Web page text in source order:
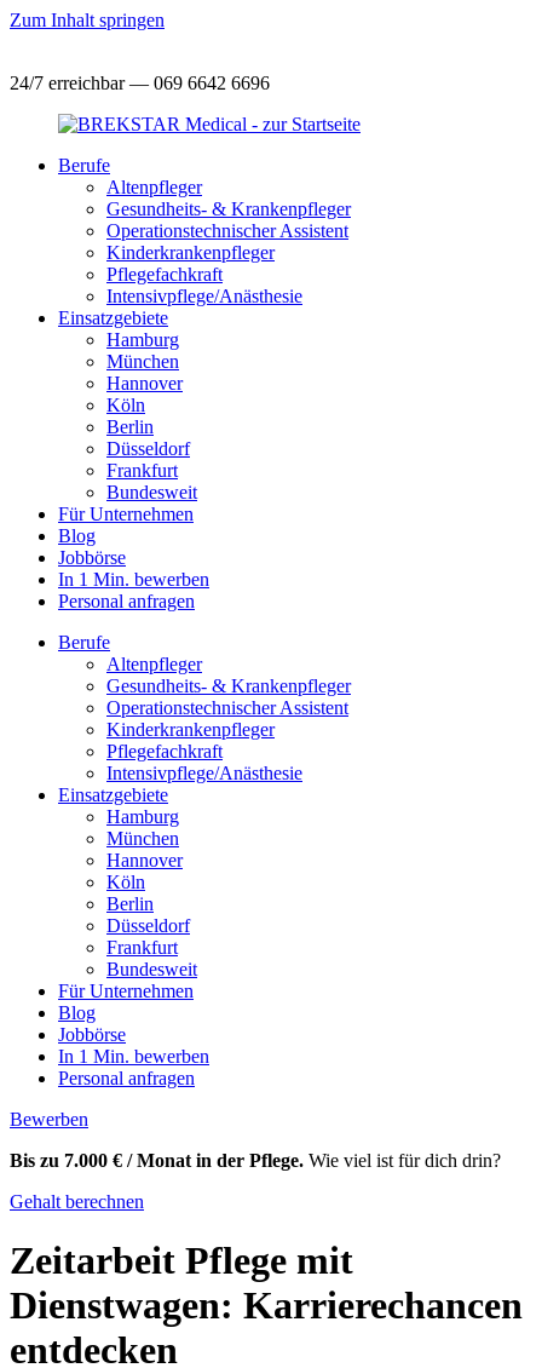
Zum Inhalt springen
24/7 erreichbar — 069 6642 6696
Berufe
Altenpfleger
Gesundheits- & Krankenpfleger
Operationstechnischer Assistent
Kinderkrankenpfleger
Pflegefachkraft
Intensivpflege/Anästhesie
Einsatzgebiete
Hamburg
München
Hannover
Köln
Berlin
Düsseldorf
Frankfurt
Bundesweit
Für Unternehmen
Blog
Jobbörse
In 1 Min. bewerben
Personal anfragen
Berufe
Altenpfleger
Gesundheits- & Krankenpfleger
Operationstechnischer Assistent
Kinderkrankenpfleger
Pflegefachkraft
Intensivpflege/Anästhesie
Einsatzgebiete
Hamburg
München
Hannover
Köln
Berlin
Düsseldorf
Frankfurt
Bundesweit
Für Unternehmen
Blog
Jobbörse
In 1 Min. bewerben
Personal anfragen
Bewerben
Bis zu 7.000 € / Monat in der Pflege. Wie viel ist für dich drin?
Gehalt berechnen
Zeitarbeit Pflege mit
Dienstwagen: Karrierechancen
entdecken